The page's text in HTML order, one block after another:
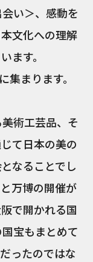
い＞、感動を
文化への理解
ます。
まります。
術工芸品、そ
て日本の美の
なることでし
万博の開催が
で開かれる国
宝もまとめて
ったのではな